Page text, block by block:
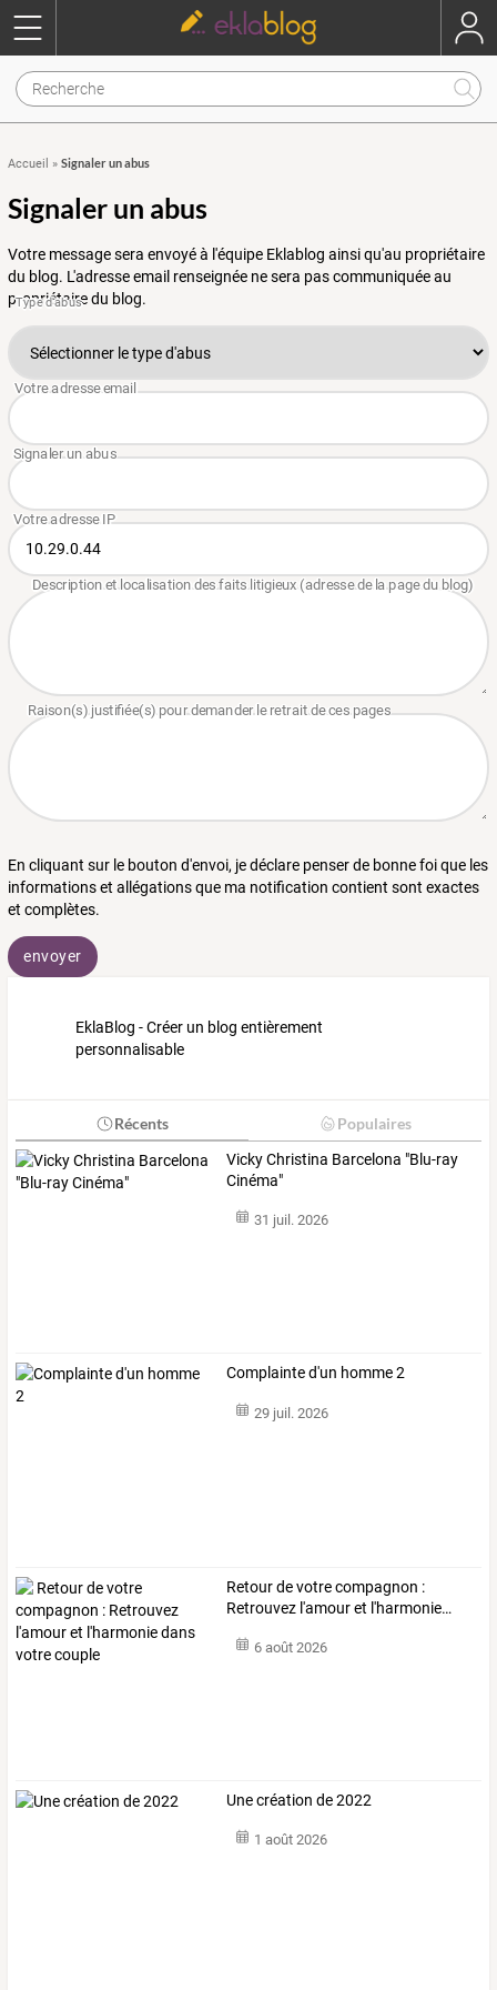
Accueil » Signaler un abus
Signaler un abus
Votre message sera envoyé à l'équipe Eklablog ainsi qu'au propriétaire
du blog. L'adresse email renseignée ne sera pas communiquée au
propriétaire du blog.
En cliquant sur le bouton d'envoi, je déclare penser de bonne foi que les
informations et allégations que ma notification contient sont exactes
et complètes.
envoyer
EklaBlog - Créer un blog entièrement
personnalisable
Récents Populaires
Vicky Christina Barcelona "Blu-ray
Cinéma"
31 juil. 2026
Complainte d'un homme 2
29 juil. 2026
Retourdevotrecompagnon :
Retrouvez l'amouret l'harmonie…
6 août 2026
Une création de 2022
1 août 2026